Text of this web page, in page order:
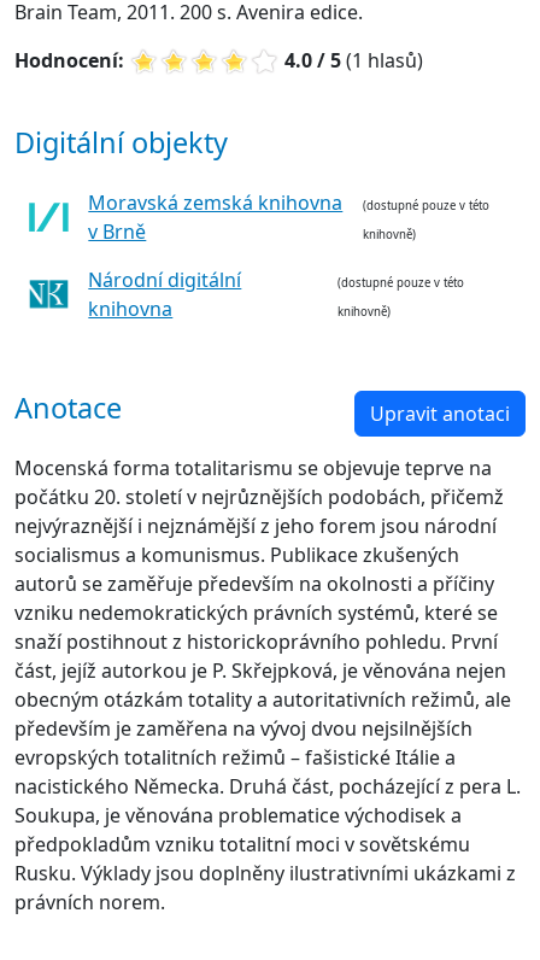
Brain Team, 2011. 200 s. Avenira edice.
Hodnocení:
4.0 / 5(1 hlasů)
Digitální objekty
Moravská zemská knihovna
v Brně
(dostupné pouze v této
knihovně)
Národní digitální
knihovna
(dostupné pouze v této
knihovně)
Anotace Upravit anotaci
Mocenská forma totalitarismu se objevuje teprve na
počátku 20. století v nejrůznějších podobách, přičemž
nejvýraznější i nejznámější z jeho forem jsou národní
socialismus a komunismus. Publikace zkušených
autorů se zaměřuje především na okolnosti a příčiny
vzniku nedemokratických právních systémů, které se
snaží postihnout z historickoprávního pohledu. První
část, jejíž autorkou je P. Skřejpková, je věnována nejen
obecným otázkám totality a autoritativních režimů, ale
především je zaměřena na vývoj dvou nejsilnějších
evropských totalitních režimů – fašistické Itálie a
nacistického Německa. Druhá část, pocházející z pera L.
Soukupa, je věnována problematice východisek a
předpokladům vzniku totalitní moci v sovětskému
Rusku. Výklady jsou doplněny ilustrativními ukázkami z
právních norem.